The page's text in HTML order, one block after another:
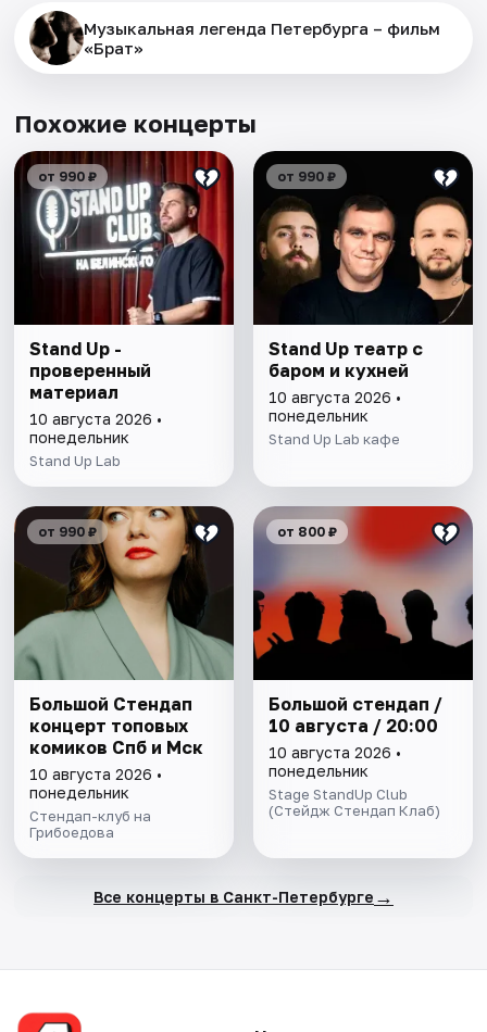
Музыкальная легенда Петербурга – фильм
«Брат»
Похожие концерты
от 990 ₽
Stand Up -
проверенный
материал
10 августа 2026 •
понедельник
Stand Up Lab
от 990 ₽
Stand Up театр с
баром и кухней
10 августа 2026 •
понедельник
Stand Up Lab кафе
от 990 ₽
Большой Стендап
концерт топовых
комиков Спб и Мск
10 августа 2026 •
понедельник
Стендап-клуб на
Грибоедова
от 800 ₽
Большой стендап /
10 августа / 20:00
10 августа 2026 •
понедельник
Stage StandUp Club
(Стейдж Стендап Клаб)
Все концерты в Санкт-Петербурге →